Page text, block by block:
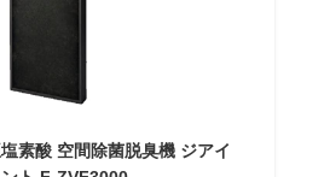
素酸 空間除菌脱臭機 ジアイ